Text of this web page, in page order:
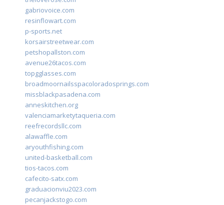
gabriovoice.com
resinflowart.com
p-sports.net
korsairstreetwear.com
petshopallston.com
avenue26tacos.com
topgglasses.com
broadmoornailsspacoloradosprings.com
missblackpasadena.com
anneskitchen.org
valenciamarketytaqueria.com
reefrecordsllc.com
alawaffle.com
aryouthfishing.com
united-basketball.com
tios-tacos.com
cafecito-satx.com
graduacionviu2023.com
pecanjackstogo.com